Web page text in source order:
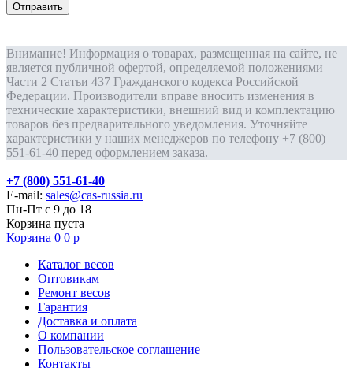
Отправить
Внимание! Информация о товарах, размещенная на сайте, не
является публичной офертой, определяемой положениями
Части 2 Статьи 437 Гражданского кодекса Российской
Федерации. Производители вправе вносить изменения в
технические характеристики, внешний вид и комплектацию
товаров без предварительного уведомления. Уточняйте
характеристики у наших менеджеров по телефону +7 (800)
551-61-40 перед оформлением заказа.
+7 (800) 551-61-40
E-mail: sales@cas-russia.ru
Пн-Пт с 9 до 18
Корзина пуста
Корзина 0 0 р
Каталог весов
Оптовикам
Ремонт весов
Гарантия
Доставка и оплата
О компании
Пользовательское соглашение
Контакты